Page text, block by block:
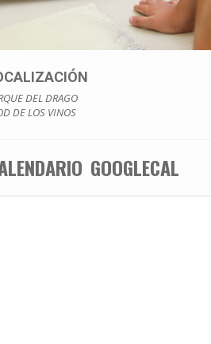
DEL DRAGO
DE LOS VINOS
GOOGLECAL